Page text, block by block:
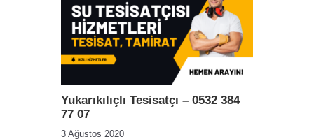
Yukarıkılıçlı Tesisatçı – 0532 384
77 07
3 Ağustos 2020